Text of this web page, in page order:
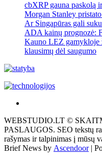
cbXRP gauna paskolą
Morgan Stanley
Ar Singapūras gali
ADA kainų prognozė:
Kauno LEZ gamykloje
klausimų dėl saugumo
tai
žemės
ploto
matavimo
WEBSTUDIO.LT ©
PASLAUGOS. SEO tekstų
rašymas ir talpinimas į mūsų
Brief News by Ascendoor|